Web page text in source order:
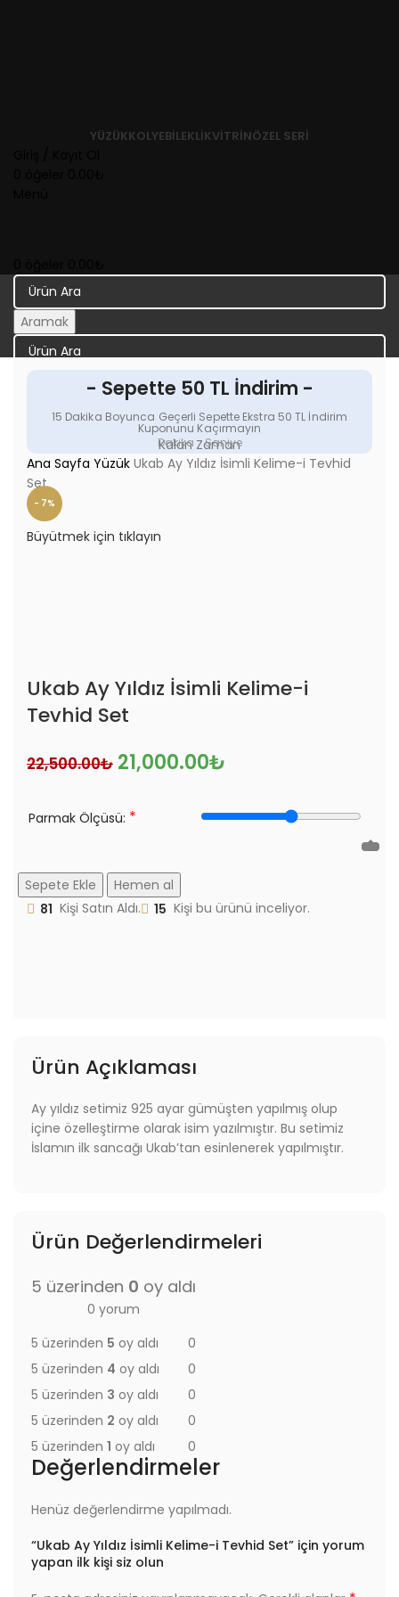
YÜZÜKKOLYEBILEKLIKVITRINÖZEL SERI
Aramak
- Sepette 50 TL İndirim -
15 Dakika Boyunca Geçerli Sepette Ekstra 50 TL İndirim
Kuponunu Kaçırmayın
Kalan Zaman
Dakika Saniye
Ana Sayfa Yüzük Ukab Ay Yıldız İsimli Kelime-i Tevhid
Set
- 7%
Büyütmek için tıklayın
Ukab Ay Yıldız İsimli Kelime-i
Tevhid Set
22,500.00₺ 21,000.00₺
Parmak Ölçüsü: *
Sepete Ekle
Hemen al
81 Kişi Satın Aldı. 15 Kişi bu ürünü inceliyor.
Ürün Açıklaması
Ay yıldız setimiz 925 ayar gümüşten yapılmış olup
içine özelleştirme olarak isim yazılmıştır. Bu setimiz
İslamın ilk sancağı Ukab’tan esinlenerek yapılmıştır.
Ürün Değerlendirmeleri
5 üzerinden 0 oy aldı
0 yorum
5 üzerinden 5 oy aldı
0
5 üzerinden 4 oy aldı
0
5 üzerinden 3 oy aldı
0
5 üzerinden 2 oy aldı
0
5 üzerinden 1 oy aldı 0
Değerlendirmeler
Henüz değerlendirme yapılmadı.
“Ukab Ay Yıldız İsimli Kelime-i Tevhid Set” için yorum
yapan ilk kişi siz olun